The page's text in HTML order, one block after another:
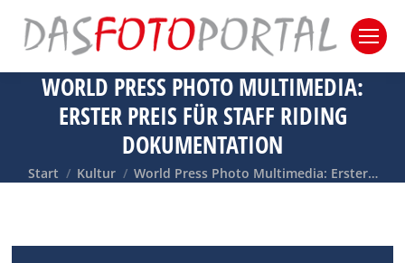
WORLD PRESS PHOTO MULTIMEDIA:
ERSTER PREIS FÜR STAFF RIDING
DOKUMENTATION
Sie befinden sich hier:
Start Kultur World Press Photo Multimedia: Erster…